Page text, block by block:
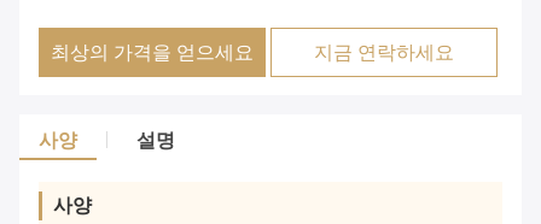
최상의 가격을 얻으세요 지금 연락하세요
사양 설명
사양